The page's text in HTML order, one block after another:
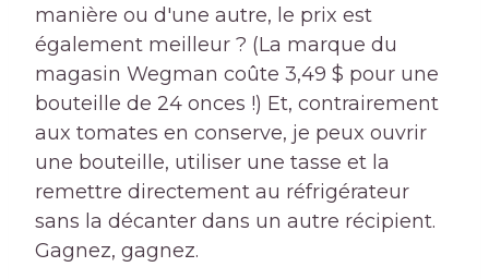
manière ou d'une autre, le prix est
également meilleur ? (La marque du
magasin Wegman coûte 3,49 $ pour une
bouteille de 24 onces !) Et, contrairement
aux tomates en conserve, je peux ouvrir
une bouteille, utiliser une tasse et la
remettre directement au réfrigérateur
sans la décanter dans un autre récipient.
Gagnez, gagnez.